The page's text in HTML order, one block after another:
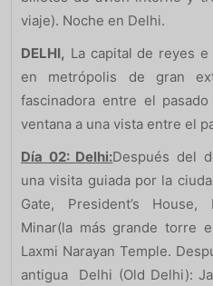
viaje). Noche en Delhi.
DELHI, La capital de reyes
en metrópolis de gran
fascinadora entre el
ventana a una vista entre el
Día 02: Delhi:Después del
una visita guiada por la
Gate, President’s House,
Minar(la más grande torre
Laxmi Narayan Temple.
antigua Delhi (Old Delhi):